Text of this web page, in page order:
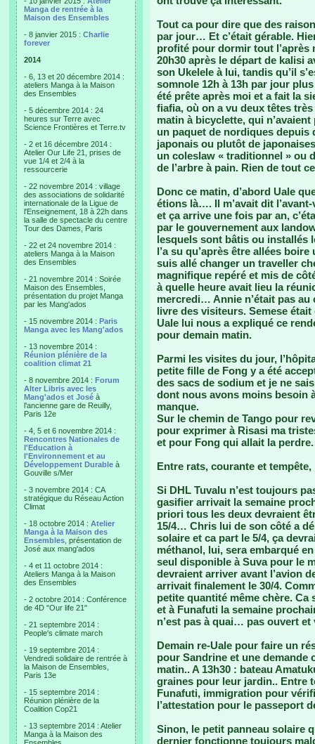
Manga de rentrée à la
Maison des Ensembles
- 8 janvier 2015 : Charlie
forever
2014
- 6, 13 et 20 décembre 2014 :
ateliers Manga à la Maison
des Ensembles
- 5 décembre 2014 : 24
heures sur Terre avec
Science Frontières et Terre.tv
- 2 et 16 décembre 2014 :
Atelier Our Life 21, prises de
vue 1/4 et 2/4 à la
ressourcerie
- 22 novembre 2014 : village
des associations de solidarité
internationale de la Ligue de
l'Enseignement, 18 à 22h dans
la salle de spectacle du centre
Tour des Dames, Paris
- 22 et 24 novembre 2014 :
ateliers Manga à la Maison
des Ensembles
- 21 novembre 2014 : Soirée
Maison des Ensembles,
présentation du projet Manga
par les Mang'ados
- 15 novembre 2014 : Paris
Manga avec les Mang'ados
- 13 novembre 2014 :
Réunion plénière de la
coalition climat 21
- 8 novembre 2014 : Forum
Alter Libris avec les
Mang'ados et José à
l'ancienne gare de Reuilly,
Paris 12e
- 4, 5 et 6 novembre 2014 :
Rencontres Nationales de
l'Education à
l'Environnement et au
Développement Durable à
Gouville s/Mer
- 3 novembre 2014 : CA
stratégique du Réseau Action
Climat
- 18 octobre 2014 : Atelier
Manga à la Maison des
Ensembles , présentation de
José aux mang'ados
- 4 et 11 octobre 2014 :
Ateliers Manga à la Maison
des Ensembles
- 2 octobre 2014 : Conférence
de 4D "Our life 21"
- 21 septembre 2014 :
People's climate march
- 19 septembre 2014 :
Vendredi solidaire de rentrée à
la Maison de Ensembles,
Paris 13e
- 15 septembre 2014 :
Réunion plénière de la
Coalition Cop21
- 13 septembre 2014 : Atelier
Manga à la Maison des
Tout ca pour dire que des
par jour… Et c’était gérable.
profité pour dormir tout l’après
20h30 après le départ de kalisi
son Ukelele à lui, tandis qu’il
somnole 12h à 13h par jour
été prête après moi et a fait la
fiafia, où on a vu deux têtes
matin à bicyclette, qui
un paquet de nordiques depuis
japonais ou plutôt de
un coleslaw « traditionnel » ou
de l’arbre à pain. Rien de tout
Donc ce matin, d’abord Uale
étions là…. Il m’avait dit
et ça arrive une fois par an,
par le gouvernement aux
lesquels sont bâtis ou installés
l’a su qu’après être allées
suis allé changer un traveller
magnifique repéré et mis de
à quelle heure avait lieu la
mercredi… Annie n’était pas au
livre des visiteurs. Semese
Uale lui nous a expliqué ce
pour demain matin.
Parmi les visites du jour,
petite fille de Fong y a été
des sacs de sodium et je ne
dont nous avons moins besoin
manque.
Sur le chemin de Tango pour
pour exprimer à Risasi ma
et pour Fong qui allait la perdre.
Entre rats, courante et
Si DHL Tuvalu n’est toujours
gasifier arrivait la semaine
priori tous les deux devraient
15/4… Chris lui de son côté a
solaire et ca part le 5/4, ça
méthanol, lui, sera embarqué
seul disponible à Suva pour le
devraient arriver avant l’avion
arrivait finalement le 30/4.
petite quantité même chère. Ca
et à Funafuti la semaine
n’est pas à quai… pas ouvert et
Demain re-Uale pour faire un
pour Sandrine et une demande
matin.. A 13h30 : bateau
graines pour leur jardin.. Entre
Funafuti, immigration pour
l’attestation pour le passeport
Sinon, le petit panneau solaire
dernier fonctionne toujours